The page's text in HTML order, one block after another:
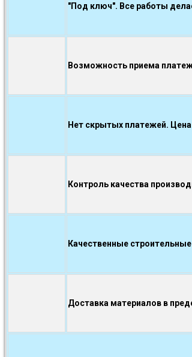
"Под ключ". Все работы
Возможность приема
Нет скрытых платежей. Цена
Контроль качества
Качественные
Доставка материалов в